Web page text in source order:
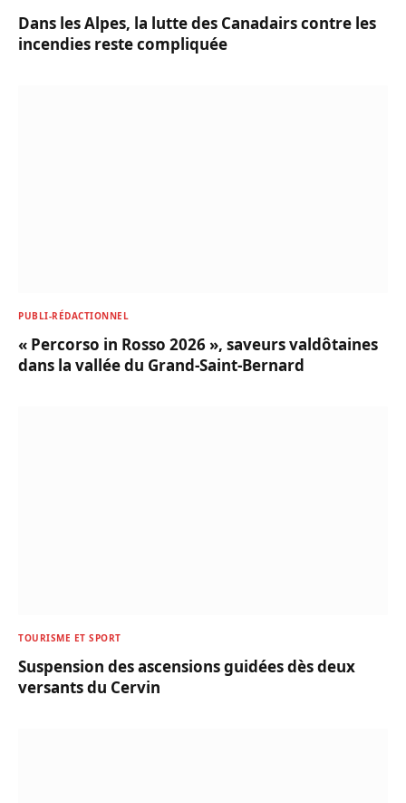
Dans les Alpes, la lutte des Canadairs contre les
incendies reste compliquée
PUBLI-RÉDACTIONNEL
« Percorso in Rosso 2026 », saveurs valdôtaines
dans la vallée du Grand-Saint-Bernard
TOURISME ET SPORT
Suspension des ascensions guidées dès deux
versants du Cervin